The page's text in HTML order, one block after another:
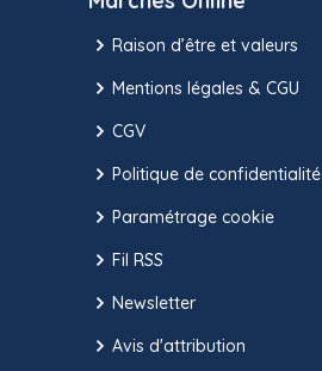
Raison d’être et valeurs
Mentions légales & CGU
CGV
Politique de confidentialité
Paramétrage cookie
Fil RSS
Newsletter
Avis d'attribution